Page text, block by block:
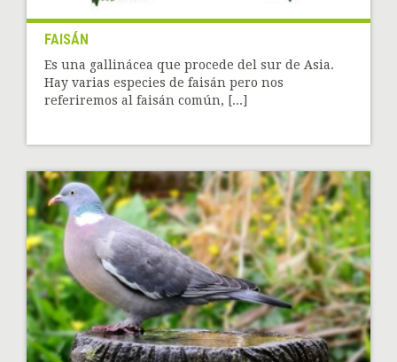
FAISÁN
Es una gallinácea que procede del sur de Asia.
Hay varias especies de faisán pero nos
referiremos al faisán común, [...]